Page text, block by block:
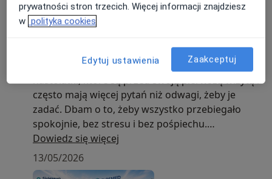
Aktualności
lek. Aleksandra Prałat
Poznańska 14, 60-185 Skórzewo
Przyjmuję pacjentki w każdym wieku – również
nastolatki, które są przed swoją pierwszą wizytą i
często mają więcej pytań niż odwagi, żeby je
zadać. Dbam o to, żeby wszystko przebiegało
spokojnie, bez stresu i bez pośpiechu.
Pracuję na nowoczesnym aparacie USG Samsung
HERA, który daje bardzo dokładny obraz i
pozwala na diagnostykę na wysokim poziomie.
Dowiedz się więcej
13/05/2026
prywatności stron trzecich. Więcej informacji znajdziesz
w polityka cookies
Edytuj ustawienia Zaakceptuj